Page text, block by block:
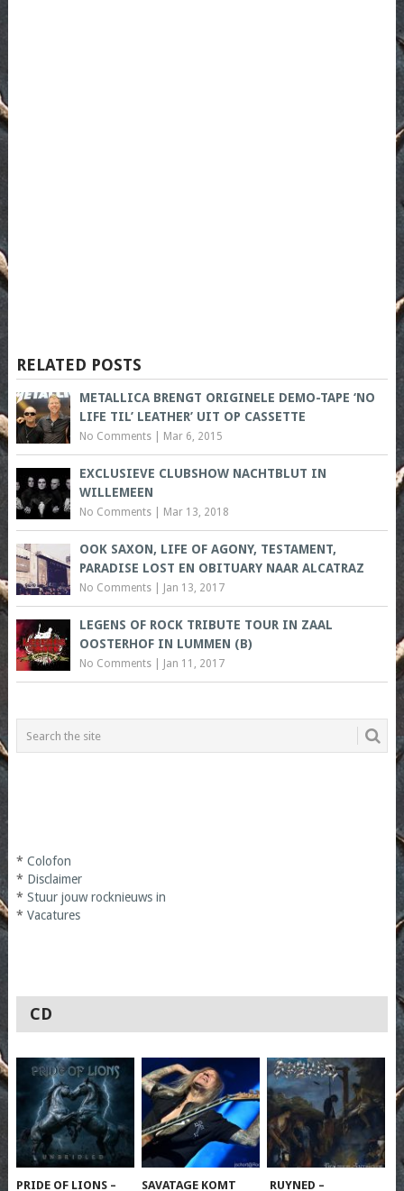
RELATED POSTS
METALLICA BRENGT ORIGINELE DEMO-TAPE ‘NO
LIFE TIL’ LEATHER’ UIT OP CASSETTE
No Comments| Mar 6, 2015
EXCLUSIEVE CLUBSHOW NACHTBLUT IN
WILLEMEEN
No Comments| Mar 13, 2018
OOK SAXON, LIFE OF AGONY, TESTAMENT,
PARADISE LOST EN OBITUARY NAAR ALCATRAZ
No Comments| Jan 13, 2017
LEGENS OF ROCK TRIBUTE TOUR IN ZAAL
OOSTERHOF IN LUMMEN (B)
No Comments| Jan 11, 2017
* Colofon
* Disclaimer
* Stuur jouw rocknieuws in
* Vacatures
CD
PRIDE OF LIONS – SAVATAGE KOMT RUYNED –